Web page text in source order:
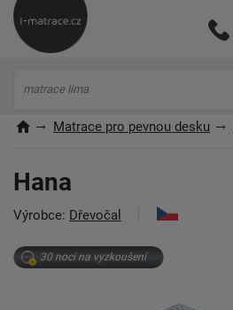
Matrace pro pevnou desku
Hana
Výrobce: Dřevočal
30 nocí na vyzkoušení